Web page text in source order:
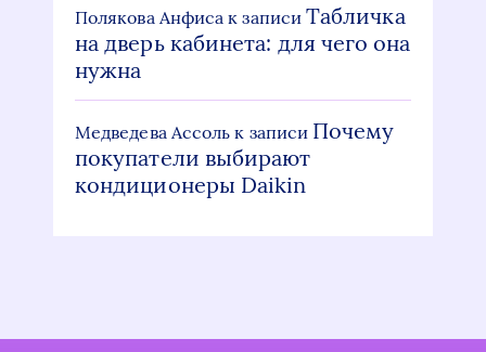
Полякова Анфиса к записиТабличка
на дверь кабинета: для чего она
нужна
Медведева Ассоль к записи Почему
покупатели выбирают
кондиционеры Daikin